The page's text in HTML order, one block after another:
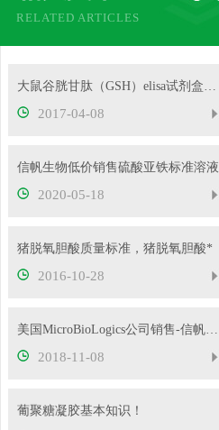
RELATED ARTICLES
大鼠谷胱甘肽（GSH）elisa试剂盒有关知识
2017-04-08
信帆生物低价销售硫酸亚铁标准溶液
2020-05-18
猪脱氧胆酸质量标准，猪脱氧胆酸*
2016-10-28
美国MicroBioLogics公司销售-信帆生物
2018-11-08
葡聚糖凝胶基本知识！